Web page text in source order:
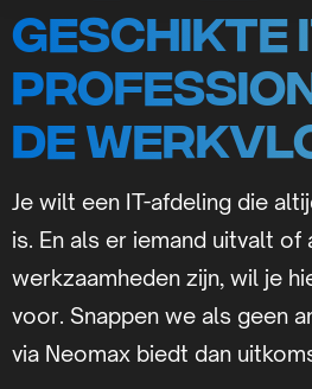
geschikte
de
Je wilt een IT-afdeling die
is. En als er iemand uitvalt
werkzaamheden zijn, wil je
voor. Snappen we als geen
via Neomax biedt dan